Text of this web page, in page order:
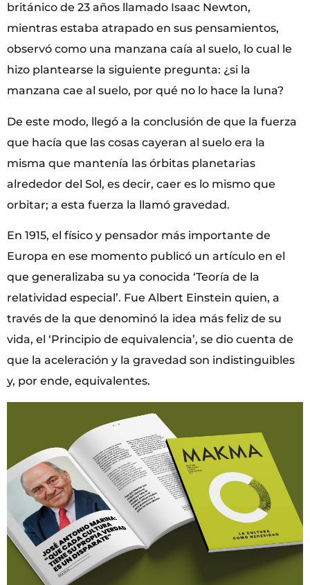
británico de 23 años llamado Isaac Newton,
mientras estaba atrapado en sus pensamientos,
observó como una manzana caía al suelo, lo cual le
hizo plantearse la siguiente pregunta: ¿si la
manzana cae al suelo, por qué no lo hace la luna?
De este modo, llegó a la conclusión de que la fuerza
que hacía que las cosas cayeran al suelo era la
misma que mantenía las órbitas planetarias
alrededor del Sol, es decir, caer es lo mismo que
orbitar; a esta fuerza la llamó gravedad.
En 1915, el físico y pensador más importante de
Europa en ese momento publicó un artículo en el
que generalizaba su ya conocida ‘Teoría de la
relatividad especial’. Fue Albert Einstein quien, a
través de la que denominó la idea más feliz de su
vida, el ‘Principio de equivalencia’, se dio cuenta de
que la aceleración y la gravedad son indistinguibles
y, por ende, equivalentes.